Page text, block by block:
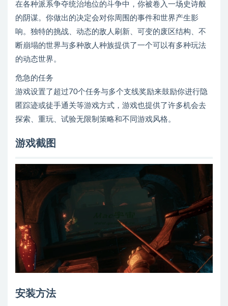
在各种派系争夺统治地位的斗争中，你被卷入一场史诗般
的阴谋。你做出的决定会对你周围的事件和世界产生影
响。独特的挑战、动态的敌人刷新、可变的废区结构、不
断崩塌的世界与多种敌人种族提供了一个可以有多种玩法
的动态世界。
危急的任务
游戏设置了超过70个任务与多个支线奖励来鼓励你进行隐
匿踪迹或徒手通关等游戏方式，游戏也提供了许多机会去
探索、重玩、试验无限制策略和不同游戏风格。
游戏截图
安装方法